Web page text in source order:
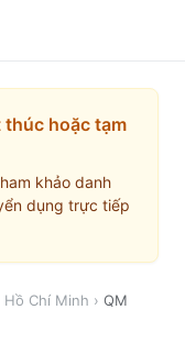
thúc hoặc tạm
khảo danh
dụng trực tiếp
Hồ Chí Minh › QM